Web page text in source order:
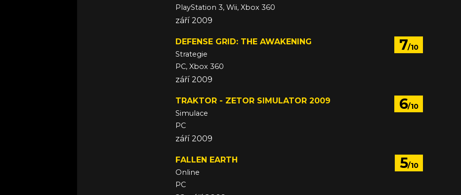
PlayStation 3, Wii, Xbox 360
září 2009
7/10
DEFENSE GRID: THE AWAKENING
Strategie
PC, Xbox 360
září 2009
6/10
TRAKTOR - ZETOR SIMULATOR 2009
Simulace
PC
září 2009
5/10
FALLEN EARTH
Online
PC